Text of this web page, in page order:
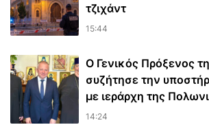
τζιχάντ
15:44
Ο Γενικός Πρόξενος
συζήτησε την
με ιεράρχη της
14:24